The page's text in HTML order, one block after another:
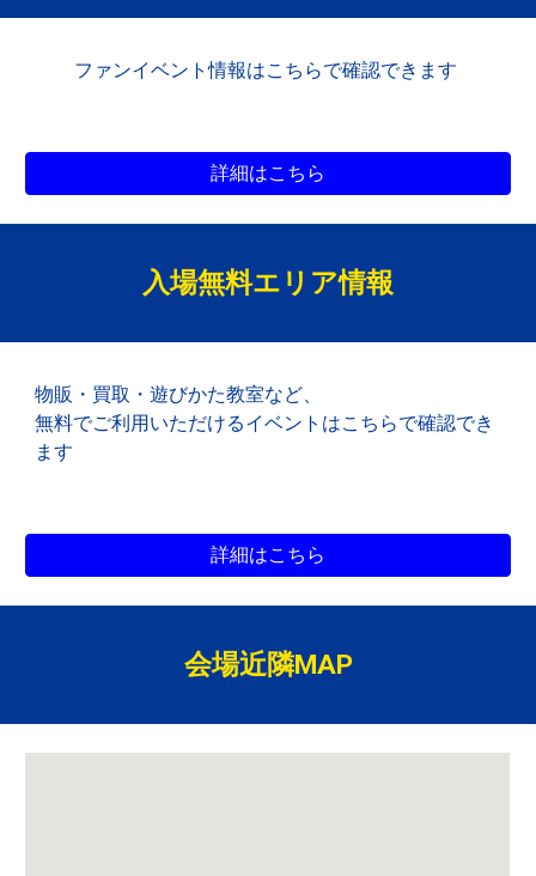
ファンイベント情報はこちらで確認できます
詳細はこちら
入場無料エリア情報
物販・買取 ・遊びかた教室など、
無料でご利用いただけるイベントはこちらで確認でき
ます
詳細はこちら
会場近隣MAP